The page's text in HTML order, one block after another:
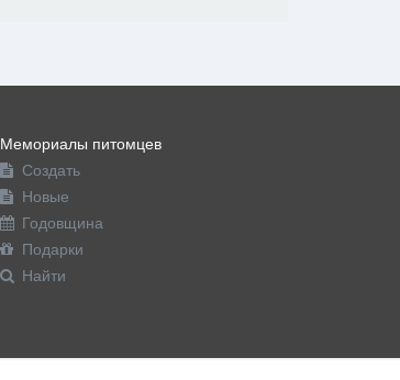
Мемориалы питомцев
Создать
Новые
Годовщина
Подарки
Найти